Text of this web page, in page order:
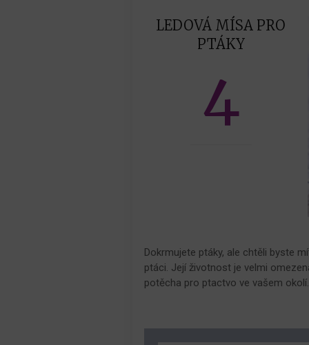
LEDOVÁ MÍSA PRO
PTÁKY
4
Dokrmujete ptáky, ale chtěli byste
ptáci. Její životnost je velmi
potěcha pro ptactvo ve vašem okolí.